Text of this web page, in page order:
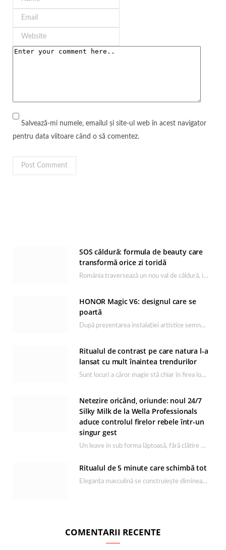
Salvează-mi numele, emailul și site-ul web în acest navigator
pentru data viitoare când o să comentez.
SOS căldură: formula de beauty care
transformă orice zi toridă
România traversează un nou val de căldură, iar rutina de îngrijire capătă un rol esențial…
HONOR Magic V6: designul care se
poartă
După prezentarea instalației artistice semnată de Catrinel Săbăciag în cadrul evenimentului de lansare HONOR Magic…
Ritualul de contrast pe care natura l-a
lansat cu mult înaintea trendurilor
Sunt locuri a căror magie stă chiar în firea lor naturală, iar Lacul Ursu din…
Netezire oricând, oriunde: noul 24/7
Silky Milk de la Wella Professionals
aduce controlul firelor rebele într-un
singur gest
Un leave in sub forma lăptoasă, fără clătire care completează rutina Ultimate Smooth și transformă…
Ritualul de 5 minute care schimbă tot
Eleganța masculină se construiește dimineața, în câteva minute și cu produsele potrivite. O rutină de…
COMENTARII RECENTE